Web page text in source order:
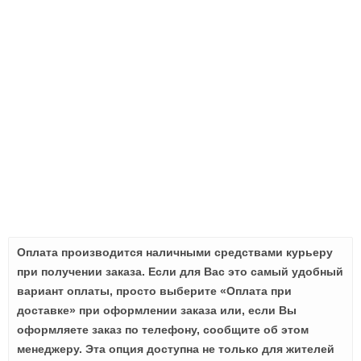
Оплата производится наличными средствами курьеру
при получении заказа. Если для Вас это самый удобный
вариант оплаты, просто выберите «Оплата при
доставке» при оформлении заказа или, если Вы
оформляете заказ по телефону, сообщите об этом
менеджеру. Эта опция доступна не только для жителей